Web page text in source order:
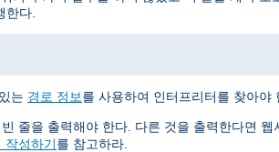
한다.
는 경로 정보를 사용하여 인터프리터를 찾아야
줄을 출력해야 한다. 다른 것을 출력한다면
작성하기를 참고하라.